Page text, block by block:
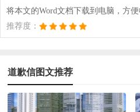
将本文的Word文档下载到电脑，方
推荐度：
道歉信图文推荐